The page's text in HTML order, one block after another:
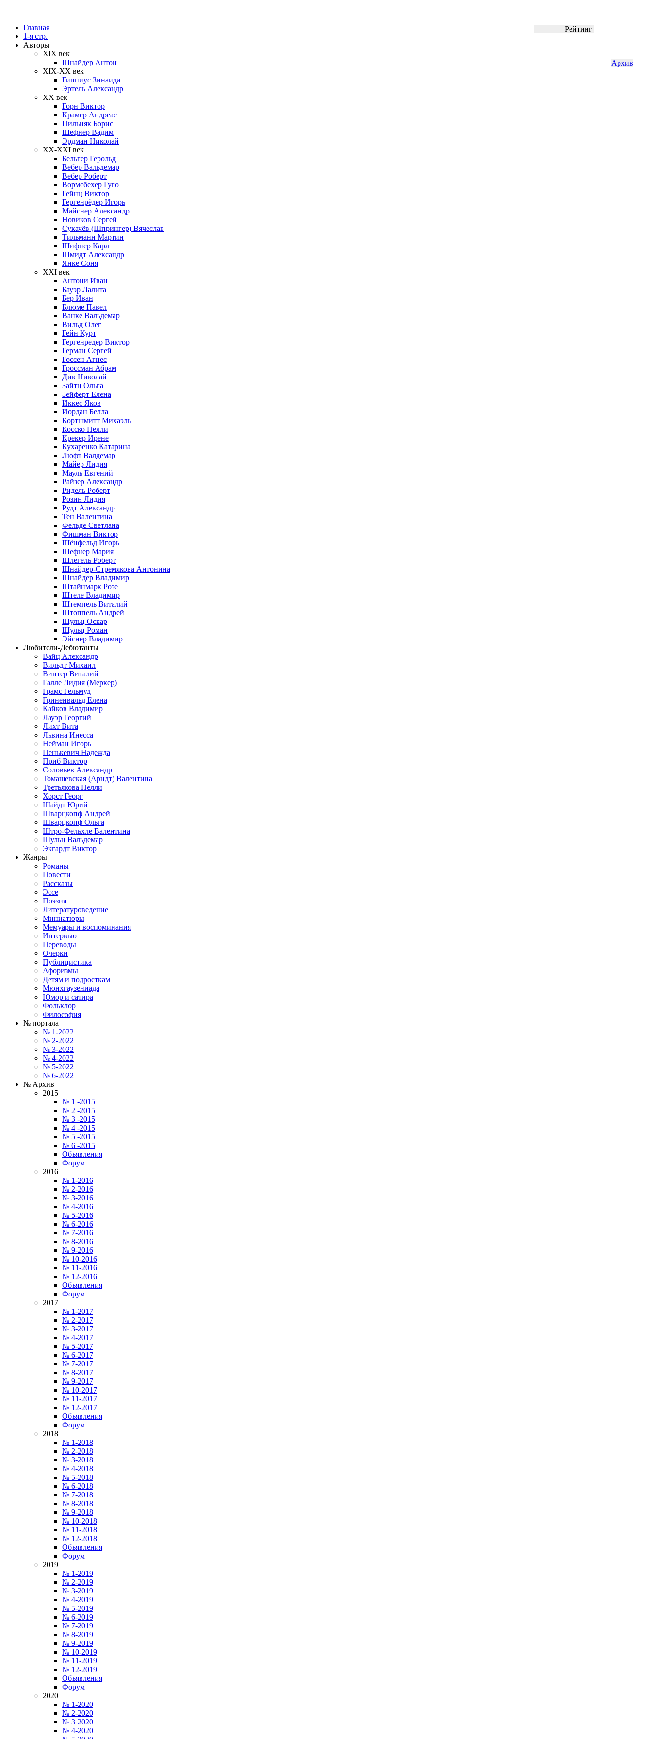
Главная
1-я стр.
Авторы
XIX век
Шнайдер Антон
XIX-XX век
Гиппиус Зинаида
Эртель Александр
XX век
Горн Виктор
Крамер Андреас
Пильняк Борис
Шефнер Вадим
Эрдман Николай
ХХ-XXI век
Бельгер Герольд
Вебер Вальдемар
Вебер Роберт
Вормсбехер Гуго
Гейнц Виктор
Гергенрёдер Игорь
Майснер Александр
Новиков Сергей
Сукачёв (Шпрингер) Вячеслав
Тильманн Мартин
Шифнер Карл
Шмидт Александр
Янке Соня
XXI век
Антони Иван
Бауэр Лалита
Бер Иван
Блюме Павел
Ванке Вальдемар
Вильд Олег
Гейн Курт
Гергенредер Виктор
Герман Сергей
Госсен Агнес
Гроссман Абрам
Дик Николай
Зайтц Ольга
Зейферт Елена
Иккес Яков
Иордан Белла
Кортшмитт Михаэль
Косско Нелли
Крекер Ирене
Кухаренко Катарина
Люфт Валдемaр
Майер Лидия
Мауль Евгений
Райзер Александр
Ридель Роберт
Розин Лидия
Рудт Александр
Тен Валентина
Фельде Светлана
Фишман Виктор
Шёнфельд Игорь
Шефнер Мария
Шлегель Роберт
Шнайдер-Стремякова Антонина
Шнайдер Владимир
Штайнмарк Розe
Штеле Владимир
Штемпель Виталий
Штоппель Андрей
Шульц Оскар
Шульц Роман
Эйснер Владимир
Любители-Дебютанты
Вайц Александр
Вильдт Михаил
Винтер Виталий
Галле Лидия (Меркер)
Грамс Гельмуд
Гриненвальд Елена
Кайков Владимир
Лауэр Георгий
Лихт Вита
Львина Инесса
Нейман Игорь
Пенькевич Надежда
Приб Виктор
Соловьев Александр
Томашевская (Арндт) Валентина
Третьякова Нелли
Хорст Георг
Шайдт Юрий
Шварцкопф Андрей
Шварцкопф Ольга
Штро-Фельхле Валентина
Шульц Вальдемар
Экгардт Виктор
Жанры
Романы
Повести
Рассказы
Эссе
Поэзия
Литературоведение
Миниатюры
Мемуары и воспоминания
Интервью
Переводы
Очерки
Публицистика
Афоризмы
Детям и подросткам
Мюнхгаузениада
Юмор и сатира
Фольклор
Философия
№ портала
№ 1-2022
№ 2-2022
№ 3-2022
№ 4-2022
№ 5-2022
№ 6-2022
№ Архив
2015
№ 1 -2015
№ 2 -2015
№ 3 -2015
№ 4 -2015
№ 5 -2015
№ 6 -2015
Объявления
Форум
2016
№ 1-2016
№ 2-2016
№ 3-2016
№ 4-2016
№ 5-2016
№ 6-2016
№ 7-2016
№ 8-2016
№ 9-2016
№ 10-2016
№ 11-2016
№ 12-2016
Объявления
Форум
2017
№ 1-2017
№ 2-2017
№ 3-2017
№ 4-2017
№ 5-2017
№ 6-2017
№ 7-2017
№ 8-2017
№ 9-2017
№ 10-2017
№ 11-2017
№ 12-2017
Объявления
Форум
2018
№ 1-2018
№ 2-2018
№ 3-2018
№ 4-2018
№ 5-2018
№ 6-2018
№ 7-2018
№ 8-2018
№ 9-2018
№ 10-2018
№ 11-2018
№ 12-2018
Объявления
Форум
2019
№ 1-2019
№ 2-2019
№ 3-2019
№ 4-2019
№ 5-2019
№ 6-2019
№ 7-2019
№ 8-2019
№ 9-2019
№ 10-2019
№ 11-2019
№ 12-2019
Объявления
Форум
2020
№ 1-2020
№ 2-2020
№ 3-2020
№ 4-2020
Рейтинг
Архив